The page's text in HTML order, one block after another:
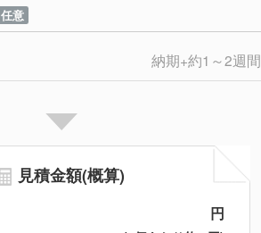
任意
納期+約1～2週間
見積金額(概算)
円